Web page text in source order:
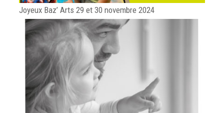
Joyeux Baz’ Arts 29 et 30 novembre 2024